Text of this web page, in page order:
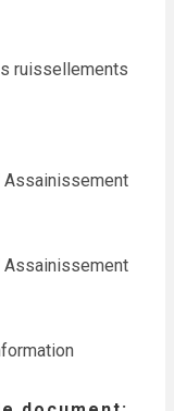
ruissellements
Assainissement
Assainissement